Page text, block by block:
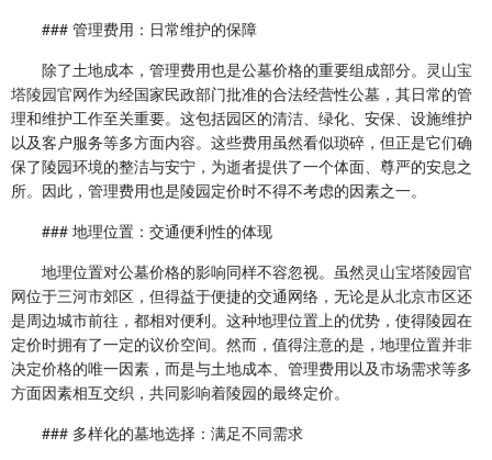
### 管理费用：日常维护的保障
除了土地成本，管理费用也是公墓价格的重要组成部分。 灵山宝
塔陵园官网作为经国家民政部门批准的合法经营性公墓，其日常的管
理和维护工作至关重要。这包括园区的清洁、绿化、安保、设施维护
以及客户服务等多方面内容。这些费用虽然看似琐碎，但正是它们确
保了陵园环境的整洁与安宁，为逝者提供了一个体面、尊严的安息之
所。因此，管理费用也是陵园定价时不得不考虑的因素之一。
### 地理位置：交通便利性的体现
地理位置对公墓价格的影响同样不容忽视。虽然灵山宝塔陵园官
网位于三河市郊区，但得益于便捷的交通网络，无论是从北京市区还
是周边城市前往，都相对便利。这种地理位置上的优势，使得陵园在
定价时拥有了一定的议价空间。然而，值得注意的是，地理位置并非
决定价格的唯一因素，而是与土地成本、管理费用以及市场需求等多
方面因素相互交织，共同影响着陵园的最终定价。
### 多样化的墓地选择：满足不同需求